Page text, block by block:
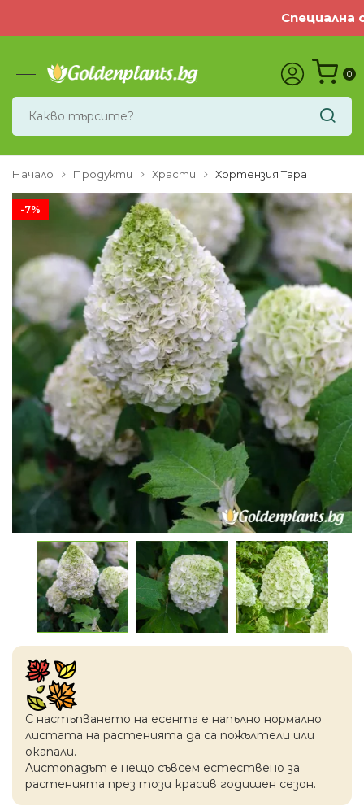
Специална
0
Начало Продукти Храсти Хортензия Тара
-7%
С настъпването на есентa е напълно нормално
листата на растенията да са пожълтели или
окапaли.
Листопадът е нещо съвсем естествено за
растенията през този красив годишен сезон.